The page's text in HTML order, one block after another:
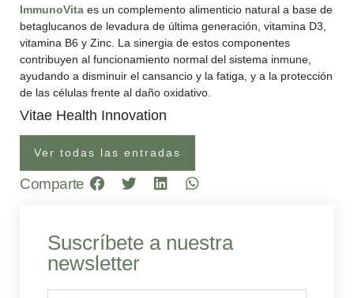
ImmunoVita es un complemento alimenticio natural a base de
betaglucanos de levadura de última generación, vitamina D3,
vitamina B6 y Zinc. La sinergia de estos componentes
contribuyen al funcionamiento normal del sistema inmune,
ayudando a disminuir el cansancio y la fatiga, y a la protección
de las células frente al daño oxidativo.
Vitae Health Innovation
Ver todas las entradas
Comparte
Suscríbete a nuestra
newsletter